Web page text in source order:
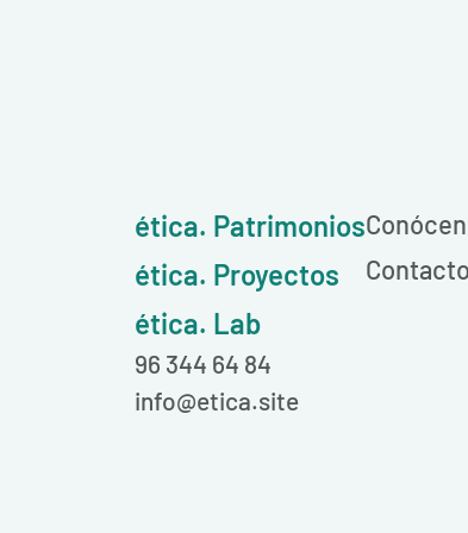
ética. Patrimonios
ética. Proyectos
ética. Lab
96 344 64 84
info@etica.site